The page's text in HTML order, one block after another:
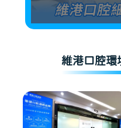
維港口腔環